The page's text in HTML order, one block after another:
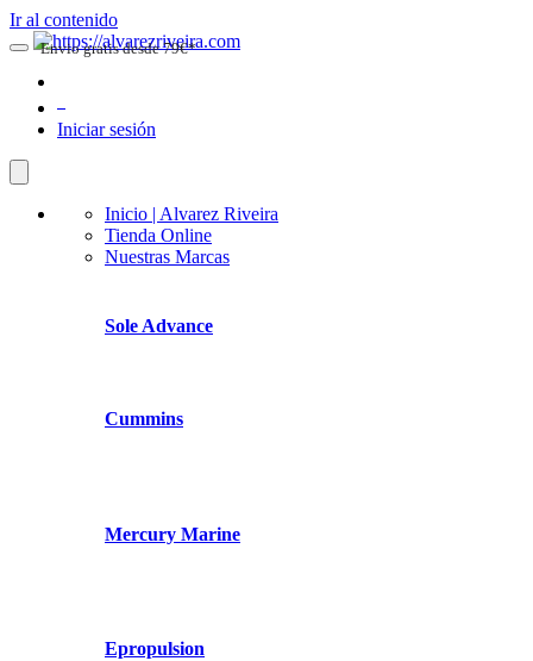
Ir al contenido
Iniciar sesión
Inicio | Alvarez Riveira
Tienda Online
Nuestras Marcas
Sole Advance
Cummins
Mercury Marine
Epropulsion
Envio gratis desde 79€*